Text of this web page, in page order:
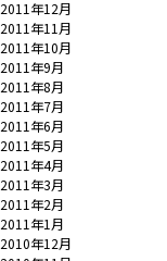
2011年12月
2011年11月
2011年10月
2011年9月
2011年8月
2011年7月
2011年6月
2011年5月
2011年4月
2011年3月
2011年2月
2011年1月
2010年12月